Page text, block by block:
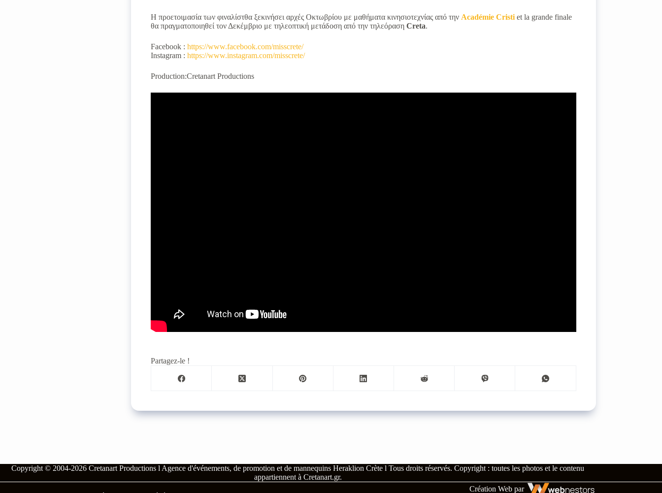
Η προετοιμασία των φιναλίστθα ξεκινήσει αρχές Οκτωβρίου με μαθήματα κινησιοτεχνίας από την Académie Cristi et la grande finale
θα πραγματοποιηθεί τον Δεκέμβριο με τηλεοπτική μετάδοση από την τηλεόρασηCreta.
Facebook :https://www.facebook.com/misscrete/
Instagram :https://www.instagram.com/misscrete/
Production:Cretanart Productions
Partagez-le !
Copyright © 2004-2026Cretanart Productions l Agence d'événements, de promotion et de mannequins Heraklion Crète lTous droits réservés.Copyright : toutes les photos et le contenu
appartiennent à Cretanart.gr.
Création Web par